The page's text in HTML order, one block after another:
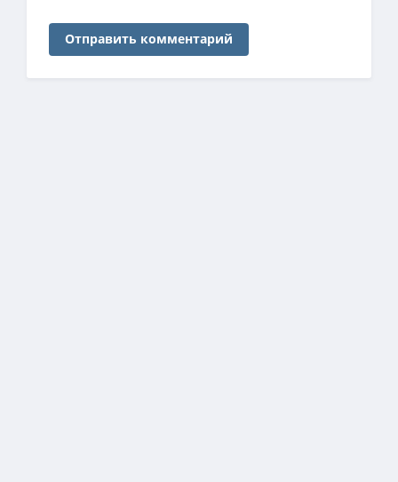
Отправить комментарий